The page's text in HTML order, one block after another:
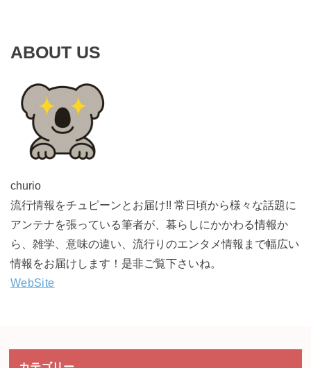
ABOUT US
churio
流行情報をチュピーンとお届け!! 常日頃から様々な話題に
アンテナを張っている筆者が、暮らしにかかわる情報か
ら、雑学、意味の違い、流行りのエンタメ情報まで幅広い
情報をお届けします！是非ご覧下さいね。
WebSite